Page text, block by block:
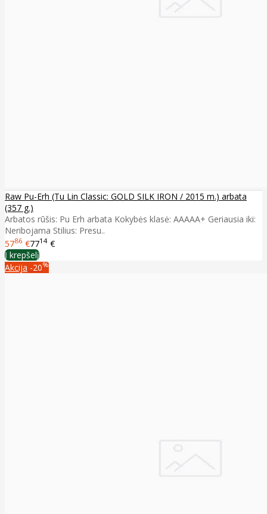
Raw Pu-Erh (Tu Lin Classic: GOLD SILK IRON / 2015 m.) arbata
(357 g.)
Arbatos rūšis: Pu Erh arbata Kokybės klasė: AAAAA+ Geriausia iki:
Neribojama Stilius: Presu..
5786 €7714 €
Į krepšelį
Akcija -20%